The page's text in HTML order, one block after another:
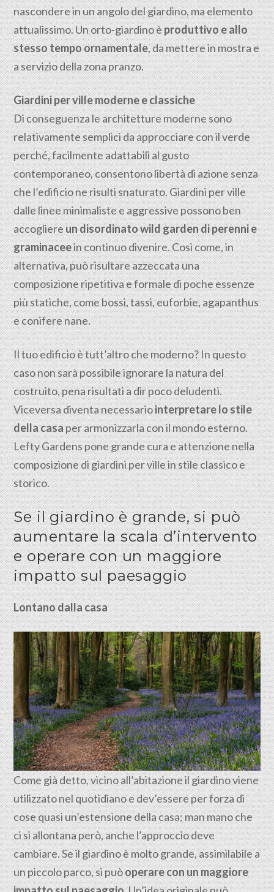
nascondere in un angolo del giardino, ma elemento
attualissimo. Un orto-giardino èproduttivo e allo
stesso tempo ornamentale, da mettere in mostra e
a servizio della zona pranzo.
Giardini per ville moderne e classiche
Di conseguenza le architetture moderne sono
relativamente semplici da approcciare con il verde
perché, facilmente adattabili al gusto
contemporaneo, consentono libertà di azione senza
che l’edificio ne risulti snaturato. Giardini per ville
dalle linee minimaliste e aggressive possono ben
accogliereun disordinato wild garden di perenni e
graminaceein continuo divenire. Così come, in
alternativa, può risultare azzeccata una
composizione ripetitiva e formale di poche essenze
più statiche, come bossi, tassi, euforbie, agapanthus
e conifere nane.
Il tuo edificio è tutt’altro che moderno? In questo
caso non sarà possibile ignorare la natura del
costruito, pena risultati a dir poco deludenti.
Viceversa diventa necessariointerpretare lo stile
della casaper armonizzarla con il mondo esterno.
Lefty Gardens pone grande cura e attenzione nella
composizione di giardini per ville in stile classico e
storico.
Se il giardino è grande, si può
aumentare la scala d’intervento
e operare con un maggiore
impatto sul paesaggio
Lontano dalla casa
Come già detto, vicino all’abitazione il giardino viene
utilizzato nel quotidiano e dev’essere per forza di
cose quasi un’estensione della casa; man mano che
ci si allontana però, anche l’approccio deve
cambiare. Se il giardino è molto grande, assimilabile a
un piccolo parco, si puòoperare con un maggiore